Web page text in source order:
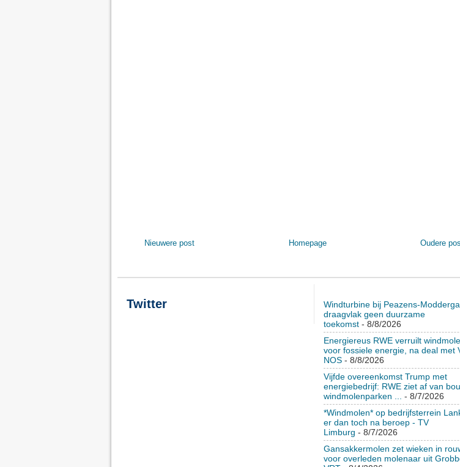
Nieuwere post Oudere
Homepage
Twitter
Windturbine bij Peazens-
draagvlak geen duurzame
toekomst- 8/8/2026
Energiereus RWE verruilt
voor fossiele energie, na deal met
NOS- 8/8/2026
Vijfde overeenkomst Trump met
energiebedrijf: RWE ziet af van
windmolenparken ... - 8/7/2026
*Windmolen* op bedrijfsterrein
er dan toch na beroep - TV
Limburg - 8/7/2026
Gansakkermolen zet wieken in
voor overleden molenaar uit